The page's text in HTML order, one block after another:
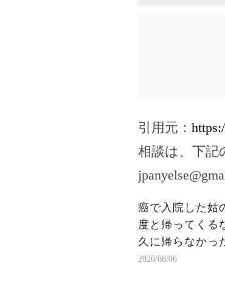
引用元：
相談は、下記
癌で入院した姑
度と帰ってくる
久に帰らなかっ
2026/08/06